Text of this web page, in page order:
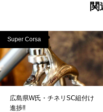
関
Super Corsa
広島県W氏・チネリSC組付け
進捗‼